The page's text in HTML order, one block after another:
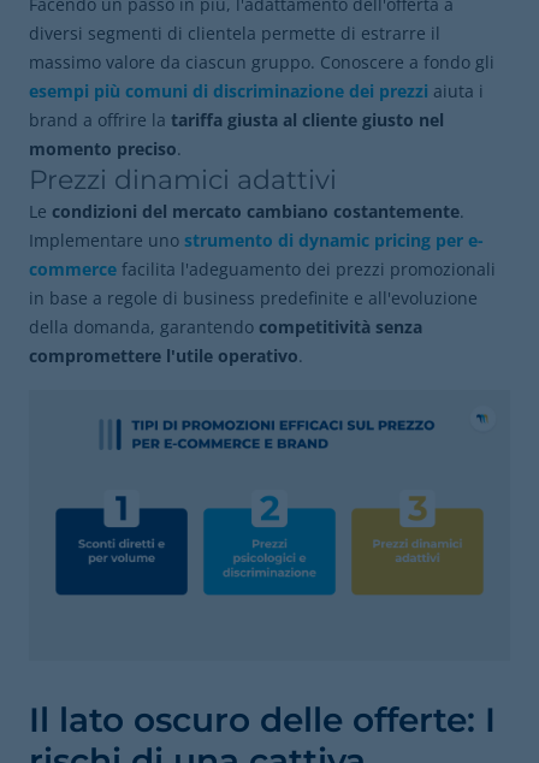
diversi segmenti di clientela permette di estrarre il
massimo valore da ciascun gruppo. Conoscere a fondo gli
esempi più comuni di discriminazione dei prezzi aiuta i
brand a offrire la tariffa giusta al cliente giusto nel
momento preciso.
Prezzi dinamici adattivi
Le condizioni del mercato cambiano costantemente.
Implementare uno strumento di dynamic pricing per e-
commerce facilita l'adeguamento dei prezzi promozionali
in base a regole di business predefinite e all'evoluzione
della domanda, garantendo competitività senza
compromettere l'utile operativo.
Il lato oscuro delle offerte: I